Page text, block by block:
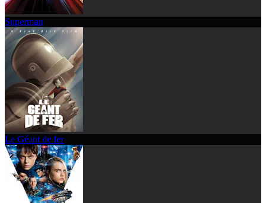
Superman
Le Géant de fer